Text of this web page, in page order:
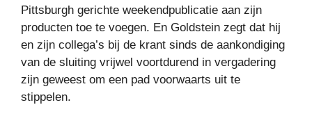
Pittsburgh gerichte weekendpublicatie aan zijn
producten toe te voegen. En Goldstein zegt dat hij
en zijn collega’s bij de krant sinds de aankondiging
van de sluiting vrijwel voortdurend in vergadering
zijn geweest om een ​​pad voorwaarts uit te
stippelen.